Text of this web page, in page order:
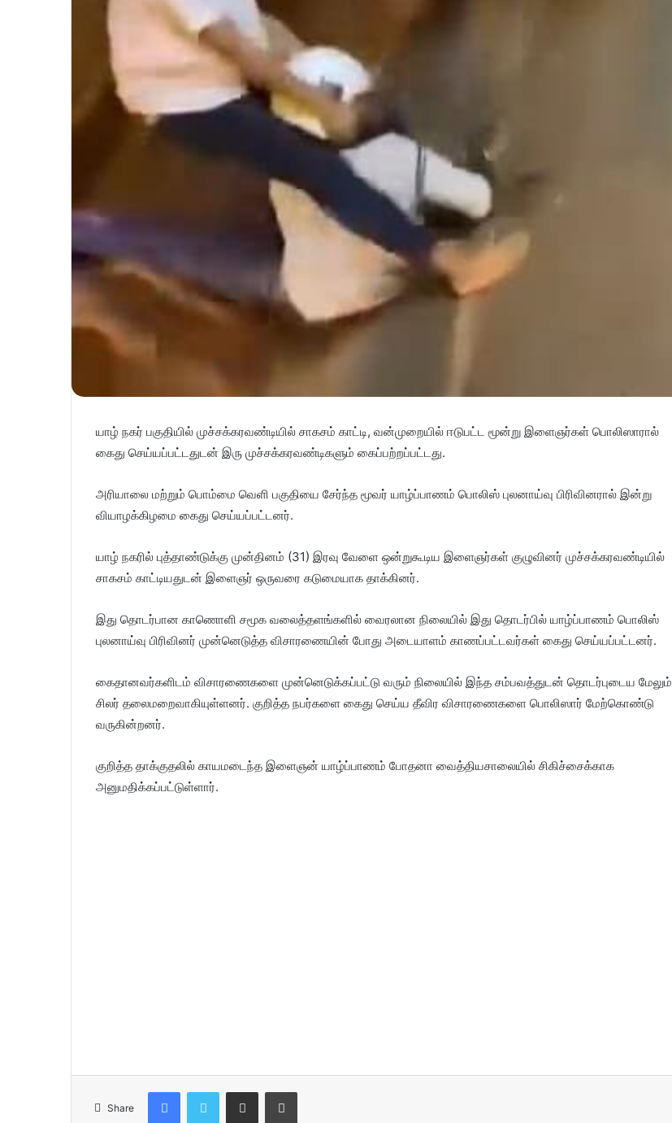
யாழ் நகர் பகுதியில் முச்சக்கரவண்டியில் சாகசம் காட்டி, வன்முறையில் ஈடுபட்ட மூன்று இளைஞர்கள் பொலிஸாரால்
கைது செய்யப்பட்டதுடன் இரு முச்சக்கரவண்டிகளும் கைப்பற்றப்பட்டது.
அரியாலை மற்றும் பொம்மை வெளி பகுதியை சேர்ந்த மூவர் யாழ்ப்பாணம் பொலிஸ் புலனாய்வு பிரிவினரால் இன்று
வியாழக்கிழமை கைது செய்யப்பட்டனர்.
யாழ் நகரில் புத்தாண்டுக்கு முன்தினம் (31) இரவு வேளை ஒன்றுகூடிய இளைஞர்கள் குழுவினர் முச்சக்கரவண்டியில்
சாகசம் காட்டியதுடன் இளைஞர் ஒருவரை கடுமையாக தாக்கினர்.
இது தொடர்பான காணொளி சமூக வலைத்தளங்களில் வைரலான நிலையில் இது தொடர்பில் யாழ்ப்பாணம் பொலிஸ்
புலனாய்வு பிரிவினர் முன்னெடுத்த விசாரணையின் போது அடையாளம் காணப்பட்டவர்கள் கைது செய்யப்பட்டனர்.
கைதானவர்களிடம் விசாரணைகளை முன்னெடுக்கப்பட்டு வரும் நிலையில் இந்த சம்பவத்துடன் தொடர்புடைய மேலும்
சிலர் தலைமறைவாகியுள்ளனர். குறித்த நபர்களை கைது செய்ய தீவிர விசாரணைகளை பொலிஸார் மேற்கொண்டு
வருகின்றனர்.
குறித்த தாக்குதலில் காயமடைந்த இளைஞன் யாழ்ப்பாணம் போதனா வைத்தியசாலையில் சிகிச்சைக்காக
அனுமதிக்கப்பட்டுள்ளார்.
Share